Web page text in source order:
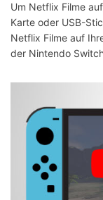
Um Netflix Filme
Karte oder USB-
Netflix Filme auf
der Nintendo